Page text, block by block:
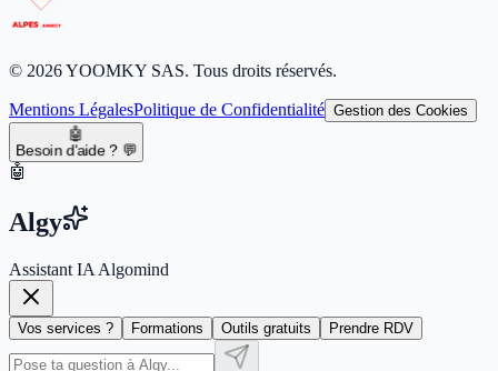
© 2026 YOOMKY SAS. Tous droits réservés.
Mentions LégalesPolitique de Confidentialité Gestion des Cookies
🤖
Besoin d'aide ? 💬
🤖
Algy
Assistant IA Algomind
Vos services ? Formations Outils gratuits Prendre RDV